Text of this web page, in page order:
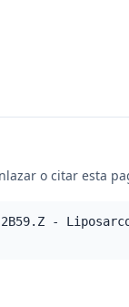
o citar esta
2B59.Z -